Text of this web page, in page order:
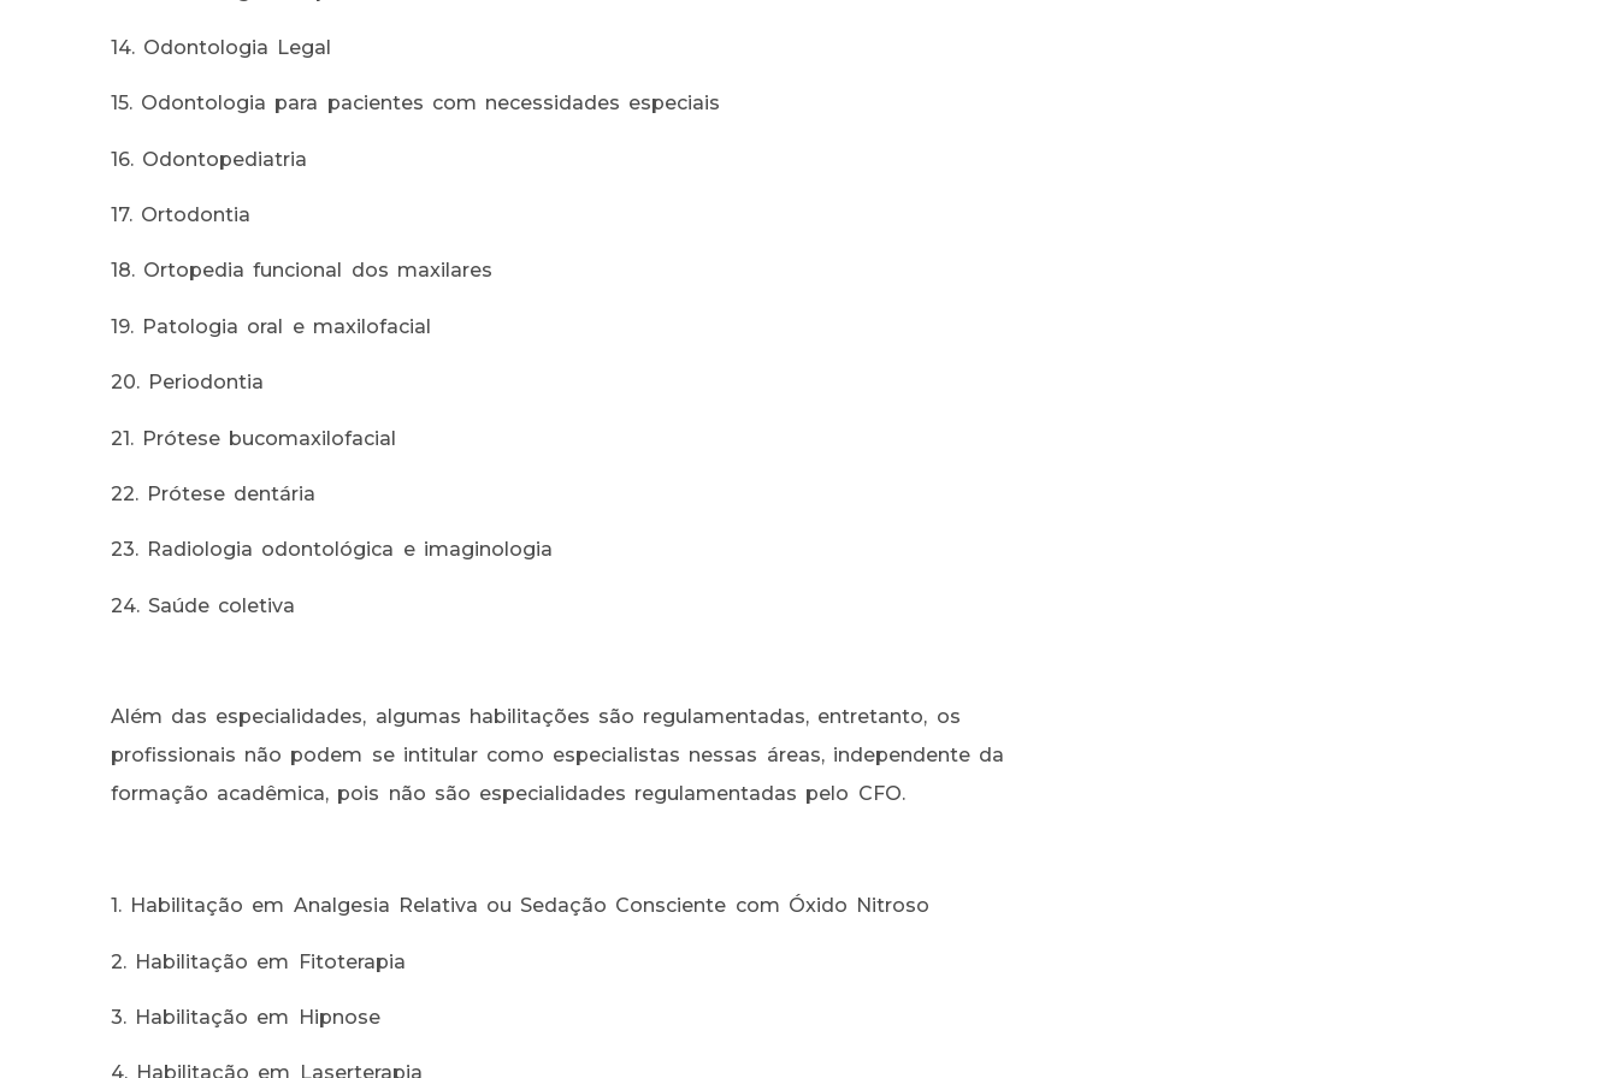
14. Odontologia Legal
15. Odontologia para pacientes com necessidades especiais
16. Odontopediatria
17. Ortodontia
18. Ortopedia funcional dos maxilares
19. Patologia oral e maxilofacial
20. Periodontia
21. Prótese bucomaxilofacial
22. Prótese dentária
23. Radiologia odontológica e imaginologia
24. Saúde coletiva
Além das especialidades, algumas habilitações são regulamentadas, entretanto, os
profissionais não podem se intitular como especialistas nessas áreas, independente da
formação acadêmica, pois não são especialidades regulamentadas pelo CFO.
1. Habilitação em Analgesia Relativa ou Sedação Consciente com Óxido Nitroso
2. Habilitação em Fitoterapia
3. Habilitação em Hipnose
4. Habilitação em Laserterapia